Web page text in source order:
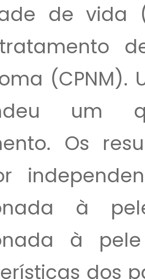
de vida
(CPNM).
um
Os
à
à
dos